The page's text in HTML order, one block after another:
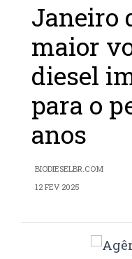
Janeiro
maior
diesel
para o
anos
BIODIESELBR.COM
12 FEV 2025